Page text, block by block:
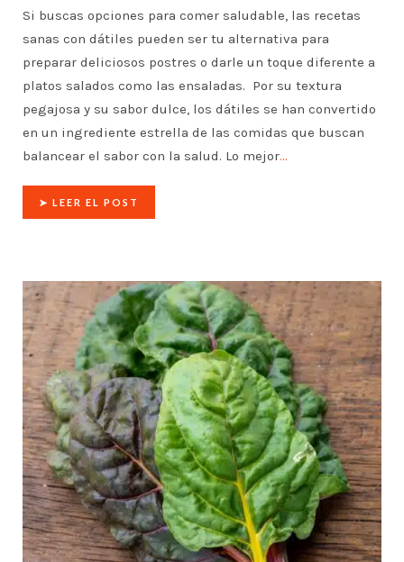
Si buscas opciones para comer saludable, las recetas
sanas con dátiles pueden ser tu alternativa para
preparar deliciosos postres o darle un toque diferente a
platos salados como las ensaladas. Por su textura
pegajosa y su sabor dulce, los dátiles se han convertido
en un ingrediente estrella de las comidas que buscan
balancear el sabor con la salud. Lo mejor…
➤ LEER EL POST